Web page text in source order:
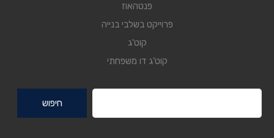
פנטהאוז
פרוייקט בשלבי בנייה
קוט'ג
קוט'ג דו משפחתי